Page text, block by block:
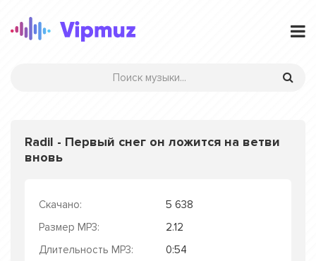
Radil - Первый снег он ложится на ветви
вновь
Скачано:
5 638
Размер MP3:
2.12
Длительность MP3:
0:54